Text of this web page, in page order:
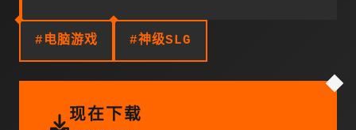
#电脑游戏 #神级SLG
现在下载